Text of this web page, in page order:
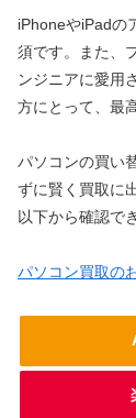
iPhoneやiPadの
須です。また、
ンジニアに愛用
方にとって、最
パソコンの買い
ずに賢く買取に
以下から確認で
パソコン買取の